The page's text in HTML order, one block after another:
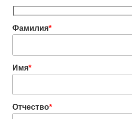
Фамилия*
Имя*
Отчество*